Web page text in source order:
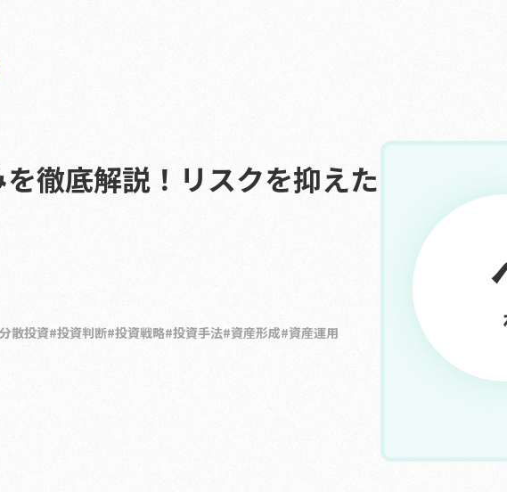
徹底解説！リスクを抑えた
分散投資 投資判断 投資戦略 投資手法 資産形成 資産運用